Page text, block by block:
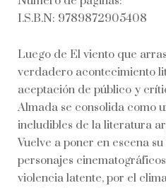
I.S.B.N: 9789872905408
Luego de El viento que
verdadero acontecimiento
aceptación de público y
Almada se consolida como
ineludibles de la literatura
Vuelve a poner en escena
personajes
violencia latente, por el